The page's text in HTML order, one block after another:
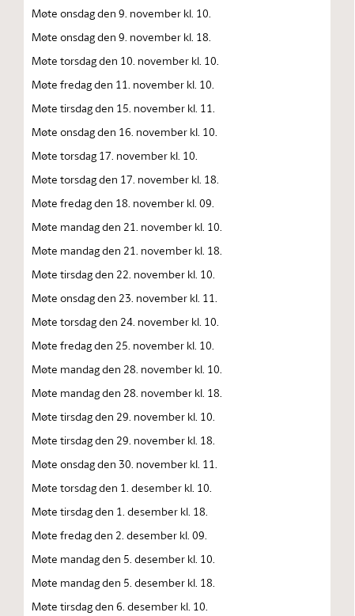
Møte onsdag den 9. november kl. 10.
Møte onsdag den 9. november kl. 18.
Møte torsdag den 10. november kl. 10.
Møte fredag den 11. november kl. 10.
Møte tirsdag den 15. november kl. 11.
Møte onsdag den 16. november kl. 10.
Møte torsdag 17. november kl. 10.
Møte torsdag den 17. november kl. 18.
Møte fredag den 18. november kl. 09.
Møte mandag den 21. november kl. 10.
Møte mandag den 21. november kl. 18.
Møte tirsdag den 22. november kl. 10.
Møte onsdag den 23. november kl. 11.
Møte torsdag den 24. november kl. 10.
Møte fredag den 25. november kl. 10.
Møte mandag den 28. november kl. 10.
Møte mandag den 28. november kl. 18.
Møte tirsdag den 29. november kl. 10.
Møte tirsdag den 29. november kl. 18.
Møte onsdag den 30. november kl. 11.
Møte torsdag den 1. desember kl. 10.
Møte tirsdag den 1. desember kl. 18.
Møte fredag den 2. desember kl. 09.
Møte mandag den 5. desember kl. 10.
Møte mandag den 5. desember kl. 18.
Møte tirsdag den 6. desember kl. 10.